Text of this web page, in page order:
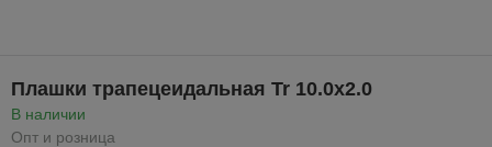
Плашки трапецеидальная Tr 10.0х2.0
В наличии
Опт и розница